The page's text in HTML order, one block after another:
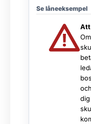
Se låneeksempel
Att